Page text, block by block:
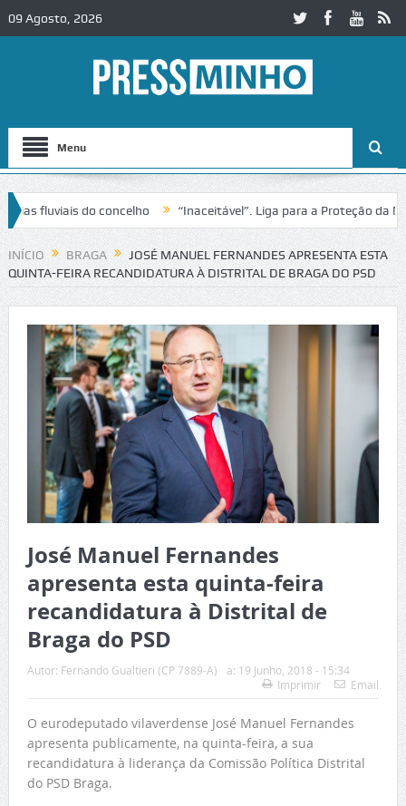
09 Agosto, 2026
Menu
fluviais do concelho “Inaceitável”. Liga para a Proteção da
INÍCIO BRAGA
JOSÉ MANUEL FERNANDES APRESENTA ESTA
QUINTA-FEIRA RECANDIDATURA À DISTRITAL DE BRAGA DO PSD
José Manuel Fernandes
apresenta esta quinta-feira
recandidatura à Distrital de
Braga do PSD
Autor: Fernando Gualtieri (CP 7889-A) a: 19 Junho, 2018 - 15:34
Imprimir
Email
O eurodeputado vilaverdense José Manuel Fernandes
apresenta publicamente, na quinta-feira, a sua
recandidatura à liderança da Comissão Política Distrital
do PSD Braga.